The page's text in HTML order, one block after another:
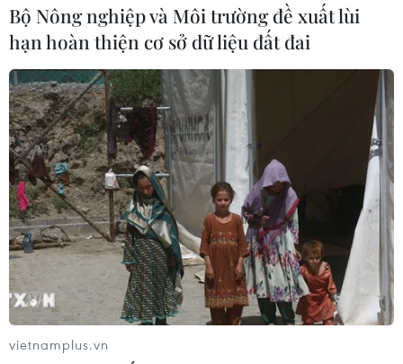
Bộ Nông nghiệp và Môi trường đề xuất lùi
hạn hoàn thiện cơ sở dữ liệu đất đai
vietnamplus.vn